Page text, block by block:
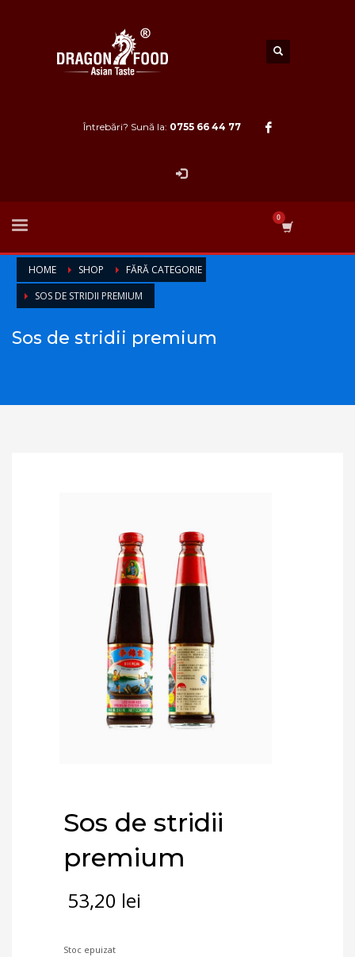
Întrebări? Sună la: 0755 66 44 77
HOME SHOP
FĂRĂ CATEGORIE
SOS DE STRIDII PREMIUM
Sos de stridii premium
Sos de stridii
premium
53,20 lei
Stoc epuizat